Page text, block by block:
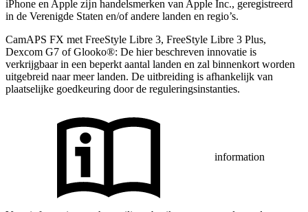
iPhone en Apple zĳn handelsmerken van Apple Inc., geregistreerd
in de Verenigde Staten en/of andere landen en regio’s.
CamAPS FX met FreeStyle Libre 3, FreeStyle Libre 3 Plus,
Dexcom G7 of Glooko®: De hier beschreven innovatie is
verkrijgbaar in een beperkt aantal landen en zal binnenkort worden
uitgebreid naar meer landen. De uitbreiding is afhankelijk van
plaatselijke goedkeuring door de reguleringsinstanties.
information